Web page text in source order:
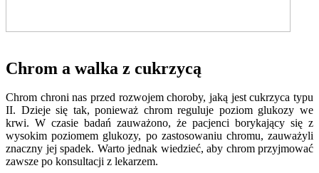
Chrom a walka z cukrzycą
Chrom chroni nas przed rozwojem choroby, jaką jest cukrzyca typu
II. Dzieje się tak, ponieważ chrom reguluje poziom glukozy we
krwi. W czasie badań zauważono, że pacjenci borykający się z
wysokim poziomem glukozy, po zastosowaniu chromu, zauważyli
znaczny jej spadek. Warto jednak wiedzieć, aby chrom przyjmować
zawsze po konsultacji z lekarzem.